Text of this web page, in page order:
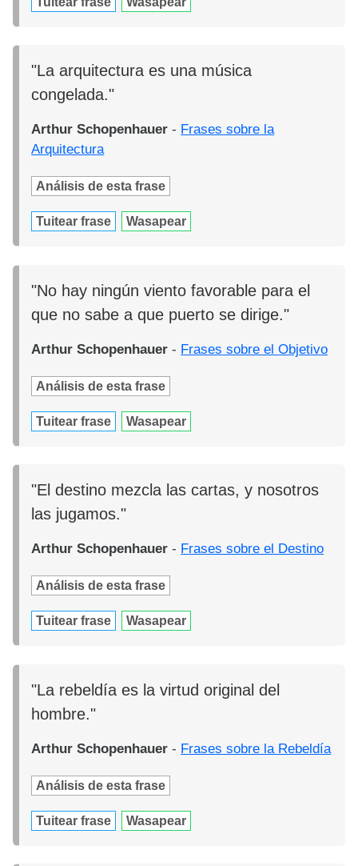
"La arquitectura es una música
congelada."
Arthur Schopenhauer - Frases sobre la
Arquitectura
Análisis de esta frase
Tuitear frase Wasapear
"No hay ningún viento favorable para el
que no sabe a que puerto se dirige."
Arthur Schopenhauer - Frases sobre el Objetivo
Análisis de esta frase
Tuitear frase Wasapear
"El destino mezcla las cartas, y nosotros
las jugamos."
Arthur Schopenhauer - Frases sobre el Destino
Análisis de esta frase
Tuitear frase Wasapear
"La rebeldía es la virtud original del
hombre."
Arthur Schopenhauer - Frases sobre la Rebeldía
Análisis de esta frase
Tuitear frase Wasapear